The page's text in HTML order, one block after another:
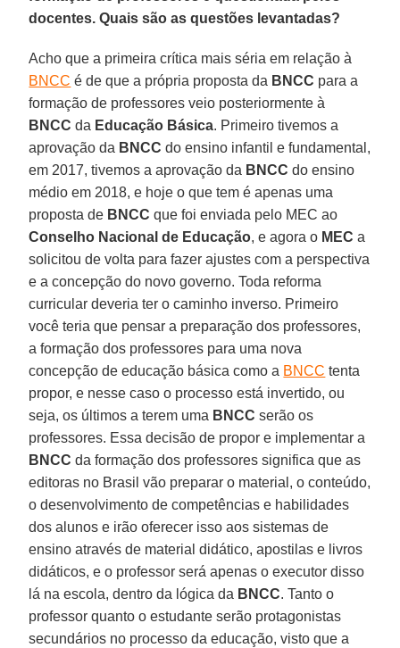
docentes. Quais são as questões levantadas?
Acho que a primeira crítica mais séria em relação à
BNCC é de que a própria proposta da BNCC para a
formação de professores veio posteriormente à
BNCC da Educação Básica. Primeiro tivemos a
aprovação da BNCC do ensino infantil e fundamental,
em 2017, tivemos a aprovação da BNCC do ensino
médio em 2018, e hoje o que tem é apenas uma
proposta de BNCC que foi enviada pelo MEC ao
Conselho Nacional de Educação, e agora o MEC a
solicitou de volta para fazer ajustes com a perspectiva
e a concepção do novo governo. Toda reforma
curricular deveria ter o caminho inverso. Primeiro
você teria que pensar a preparação dos professores,
a formação dos professores para uma nova
concepção de educação básica como a BNCC tenta
propor, e nesse caso o processo está invertido, ou
seja, os últimos a terem uma BNCC serão os
professores. Essa decisão de propor e implementar a
BNCC da formação dos professores significa que as
editoras no Brasil vão preparar o material, o conteúdo,
o desenvolvimento de competências e habilidades
dos alunos e irão oferecer isso aos sistemas de
ensino através de material didático, apostilas e livros
didáticos, e o professor será apenas o executor disso
lá na escola, dentro da lógica da BNCC. Tanto o
professor quanto o estudante serão protagonistas
secundários no processo da educação, visto que a